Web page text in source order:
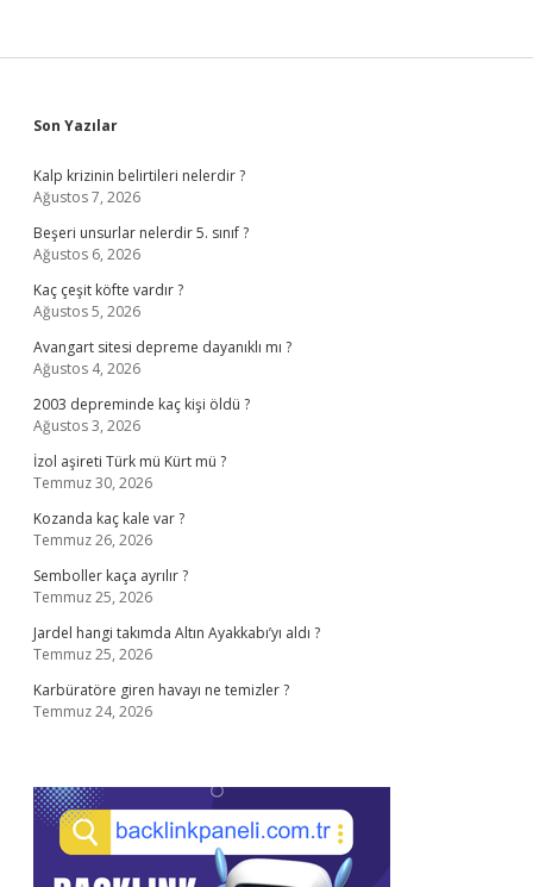
Sidebar
Son Yazılar
Kalp krizinin belirtileri nelerdir ?
Ağustos 7, 2026
Beşeri unsurlar nelerdir 5. sınıf ?
Ağustos 6, 2026
Kaç çeşit köfte vardır ?
Ağustos 5, 2026
Avangart sitesi depreme dayanıklı mı ?
Ağustos 4, 2026
2003 depreminde kaç kişi öldü ?
Ağustos 3, 2026
İzol aşireti Türk mü Kürt mü ?
Temmuz 30, 2026
Kozanda kaç kale var ?
Temmuz 26, 2026
Semboller kaça ayrılır ?
Temmuz 25, 2026
Jardel hangi takımda Altın Ayakkabı’yı aldı ?
Temmuz 25, 2026
Karbüratöre giren havayı ne temizler ?
Temmuz 24, 2026